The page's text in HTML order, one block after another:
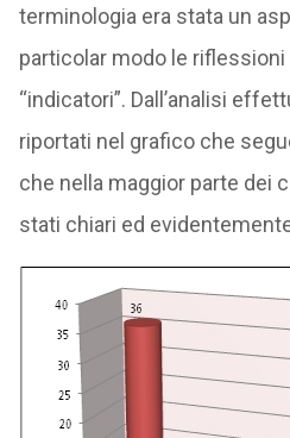
terminologia era stata un
particolar modo le riflessioni
“indicatori”. Dall’analisi
riportati nel grafico che
che nella maggior parte dei
stati chiari ed